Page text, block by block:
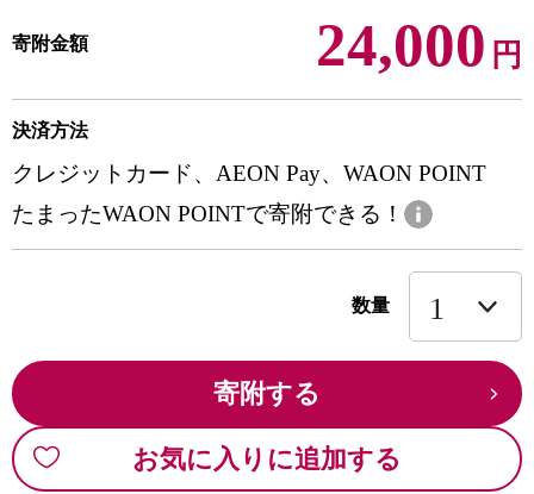
寄附金額 24,000 円
決済方法
クレジットカード、AEON Pay、WAON POINT
たまったWAON POINTで寄附できる！
数量
寄附する
お気に入りに追加する